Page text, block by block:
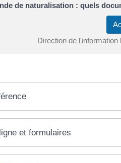
de naturalisation : quels
Direction de
et formulaires